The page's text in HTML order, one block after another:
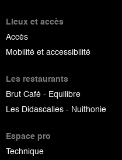
Lieux et accès
Accès
Mobilité et accessibilité
Les restaurants
Brut Café - Equilibre
Les Didascalies - Nuithonie
Espace pro
Technique